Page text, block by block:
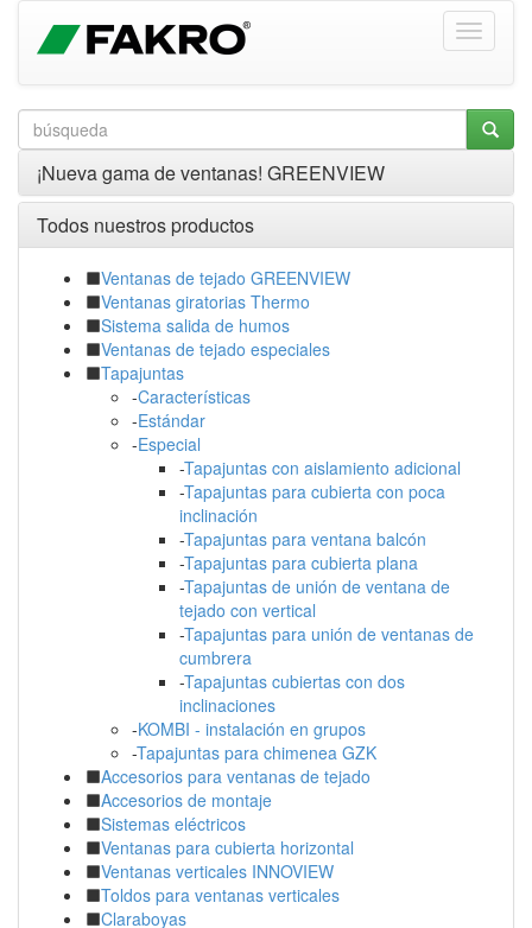
¡Nueva gama de ventanas! GREENVIEW
Todos nuestros productos
Ventanas de tejado GREENVIEW
Ventanas giratorias Thermo
Sistema salida de humos
Ventanas de tejado especiales
Tapajuntas
-Características
-Estándar
-Especial
-Tapajuntas con aislamiento adicional
-Tapajuntas para cubierta con poca
inclinación
-Tapajuntas para ventana balcón
-Tapajuntas para cubierta plana
-Tapajuntas de unión de ventana de
tejado con vertical
-Tapajuntas para unión de ventanas de
cumbrera
-Tapajuntas cubiertas con dos
inclinaciones
-KOMBI - instalación en grupos
-Tapajuntas para chimenea GZK
Accesorios para ventanas de tejado
Accesorios de montaje
Sistemas eléctricos
Ventanas para cubierta horizontal
Ventanas verticales INNOVIEW
Toldos para ventanas verticales
Claraboyas